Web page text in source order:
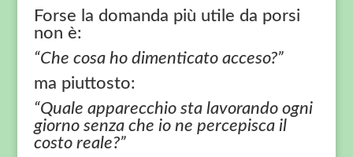
Forse la domanda più utile da porsi
non è:
“Che cosa ho dimenticato acceso?”
ma piuttosto:
“Quale apparecchio sta lavorando ogni
giorno senza che io ne percepisca il
costo reale?”